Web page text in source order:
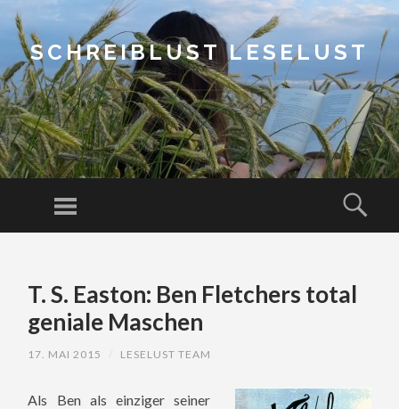
SCHREIBLUST LESELUST
Menu
CONTENTT. S. Easton: Ben Fletchers total
geniale Maschen
17. MAI 2015 LESELUST TEAM
Als Ben als einziger seiner